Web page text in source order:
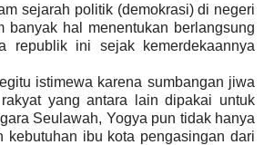
sejarah politik (demokrasi) di negeri
banyak hal menentukan berlangsung
republik ini sejak kemerdekaannya
istimewa karena sumbangan jiwa
yang antara lain dipakai untuk
Seulawah, Yogya pun tidak hanya
kebutuhan ibu kota pengasingan dari